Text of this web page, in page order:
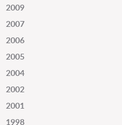
2009
2007
2006
2005
2004
2002
2001
1998